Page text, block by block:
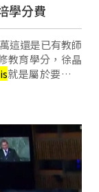
學分費
教育學分，徐晶
就是屬於要另外
接影響家庭生